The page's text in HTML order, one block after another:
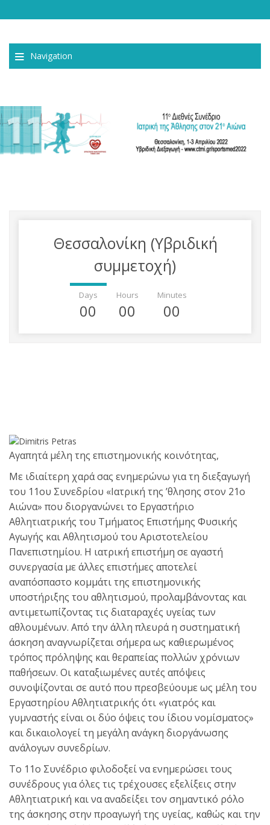
Navigation
Θεσσαλονίκη (Υβριδική
συμμετοχή)
Days
00
Hours
00
Minutes
00
Αγαπητά μέλη της επιστημονικής κοινότητας,
Με ιδιαίτερη χαρά σας ενημερώνω για τη διεξαγωγή
του 11ου Συνεδρίου «Ιατρική της ʼθλησης στον 21ο
Αιώνα» που διοργανώνει το Εργαστήριο
Αθλητιατρικής του Τμήματος Επιστήμης Φυσικής
Αγωγής και Αθλητισμού του Αριστοτελείου
Πανεπιστημίου. Η ιατρική επιστήμη σε αγαστή
συνεργασία με άλλες επιστήμες αποτελεί
αναπόσπαστο κομμάτι της επιστημονικής
υποστήριξης του αθλητισμού, προλαμβάνοντας και
αντιμετωπίζοντας τις διαταραχές υγείας των
αθλουμένων. Από την άλλη πλευρά η συστηματική
άσκηση αναγνωρίζεται σήμερα ως καθιερωμένος
τρόπος πρόληψης και θεραπείας πολλών χρόνιων
παθήσεων. Οι καταξιωμένες αυτές απόψεις
συνοψίζονται σε αυτό που πρεσβεύουμε ως μέλη του
Εργαστηρίου Αθλητιατρικής ότι «γιατρός και
γυμναστής είναι οι δύο όψεις του ίδιου νομίσματος»
και δικαιολογεί τη μεγάλη ανάγκη διοργάνωσης
ανάλογων συνεδρίων.
Το 11ο Συνέδριο φιλοδοξεί να ενημερώσει τους
συνέδρους για όλες τις τρέχουσες εξελίξεις στην
Αθλητιατρική και να αναδείξει τον σημαντικό ρόλο
της άσκησης στην προαγωγή της υγείας, καθώς και την